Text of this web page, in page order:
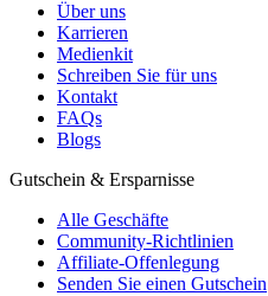
Über uns
Karrieren
Medienkit
Schreiben Sie für uns
Kontakt
FAQs
Blogs
Gutschein & Ersparnisse
Alle Geschäfte
Community-Richtlinien
Affiliate-Offenlegung
Senden Sie einen Gutschein